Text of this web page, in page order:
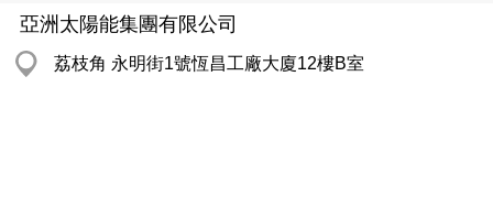
亞洲太陽能集團有限公司
荔枝角 永明街1號恆昌工廠大廈12樓B室